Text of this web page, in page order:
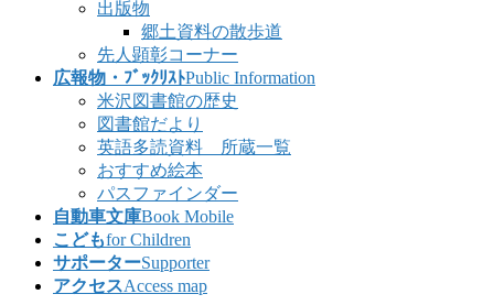
出版物
郷土資料の散歩道
先人顕彰コーナー
広報物・ﾌﾞｯｸﾘｽﾄPublic Information
米沢図書館の歴史
図書館だより
英語多読資料 所蔵一覧
おすすめ絵本
パスファインダー
自動車文庫Book Mobile
こどもfor Children
サポーターSupporter
アクセスAccess map